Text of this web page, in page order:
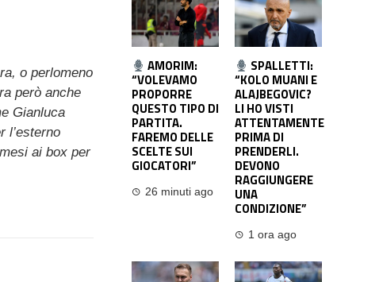
o perlomeno
però anche
Gianluca
l’esterno
ai box per
AMORIM:
“VOLEVAMO
PROPORRE
QUESTO TIPO DI
PARTITA.
FAREMO DELLE
SCELTE SUI
GIOCATORI”
26 minuti ago
SPALLETTI:
“KOLO MUANI E
ALAJBEGOVIC?
LI HO VISTI
ATTENTAMENTE
PRIMA DI
PRENDERLI.
DEVONO
RAGGIUNGERE
UNA
CONDIZIONE”
1 ora ago